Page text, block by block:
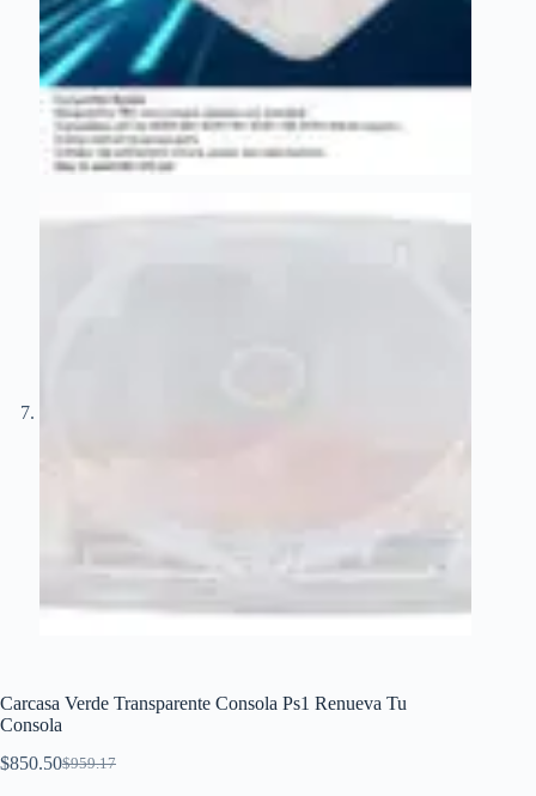
Carcasa Verde Transparente Consola Ps1 Renueva Tu
Consola
$959.17
El
$850.50El